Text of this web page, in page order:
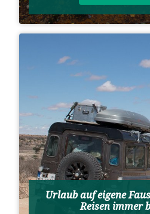
Urlaub auf eigene
Reisen immer